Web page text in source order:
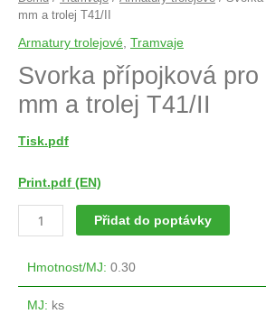
mm a trolej T41/II
Armatury trolejové Tramvaje
Svorka přípojková pro
mm a trolej T41/II
Tisk.pdf
Print.pdf (EN)
Přidat do poptávky
Hmotnost/MJ: 0.30
MJ: ks